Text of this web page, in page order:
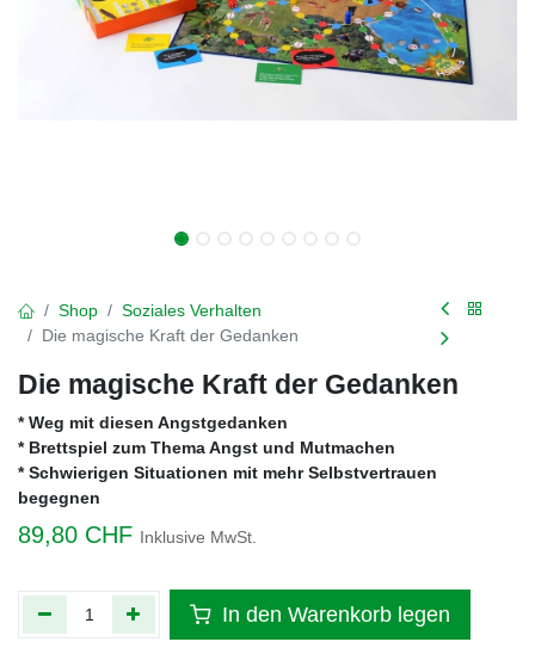
Shop
Soziales Verhalten
Die magische Kraft der Gedanken
Die magische Kraft der Gedanken
* Weg mit diesen Angstgedanken
* Brettspiel zum Thema Angst und Mutmachen
* Schwierigen Situationen mit mehr Selbstvertrauen
begegnen
89,80 CHF Inklusive MwSt.
In den Warenkorb legen